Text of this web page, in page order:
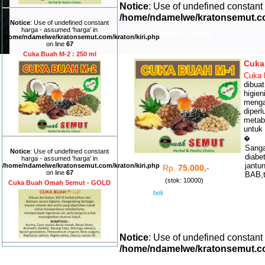
Notice: Use of undefined constant
harga - assumed 'harga' in
/home/ndamelwe/kratonsemut.com/kraton/kiri.php
on line 67
Cuka Buah M-2 : 250 ml
Notice: Use of undefined constant
harga - assumed 'harga' in
/home/ndamelwe/kratonsemut.com/kraton/kiri.php
on line 67
Cuka Buah Omah Semut - GOLD
Notice: Use of undefined
/home/ndamelwe/
Kategori:
Rp.75.000,-
(stok: 10000)
beli
Cuka
untuk
�
Notice: Use of undefined
/home/ndamelwe/